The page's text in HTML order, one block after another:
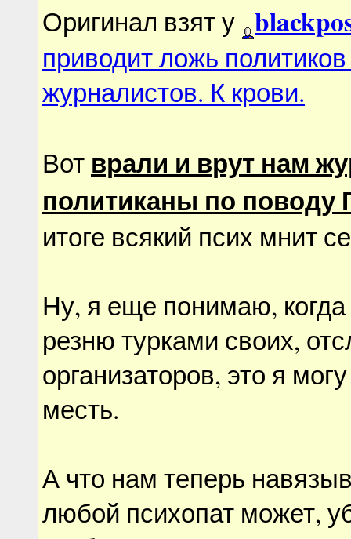
Оригинал взят у
приводит ложь
журналистов. К крови.
Вот врали и врут нам
политиканы по поводу
итоге всякий псих мнит
Ну, я еще понимаю,
резню турками своих,
организаторов, это я
месть.
А что нам теперь
любой психопат может,